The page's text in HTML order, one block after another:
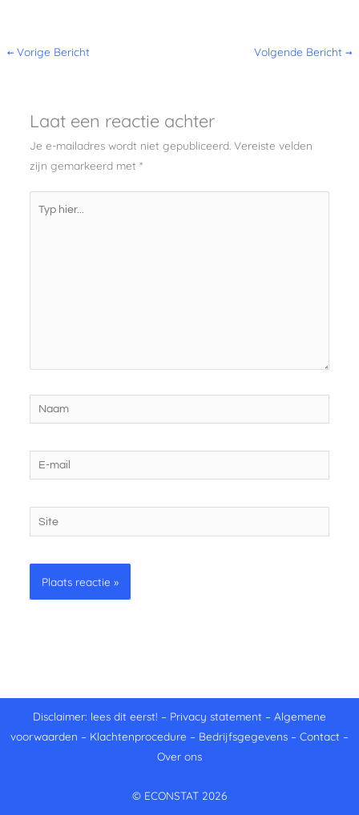
← Vorige Bericht Volgende Bericht →
Laat een reactie achter
Je e-mailadres wordt niet gepubliceerd. Vereiste velden
zijn gemarkeerd met *
Naam
mail
Site
Disclaimer: lees dit eerst! – Privacy statement – Algemene
voorwaarden – Klachtenprocedure – Bedrijfsgegevens – Contact –
Over ons
© ECONSTAT 2026